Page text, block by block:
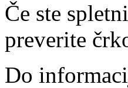
Če ste
preverite
Do